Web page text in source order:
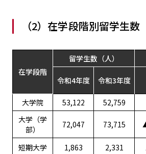
（2）在学段階別留学生数
在学段階
留学生数（人）
令和4年度 令和3年度
大学院
53,122 52,759
大学（学
部）
72,047 73,715
短期大学 1,863 2,331